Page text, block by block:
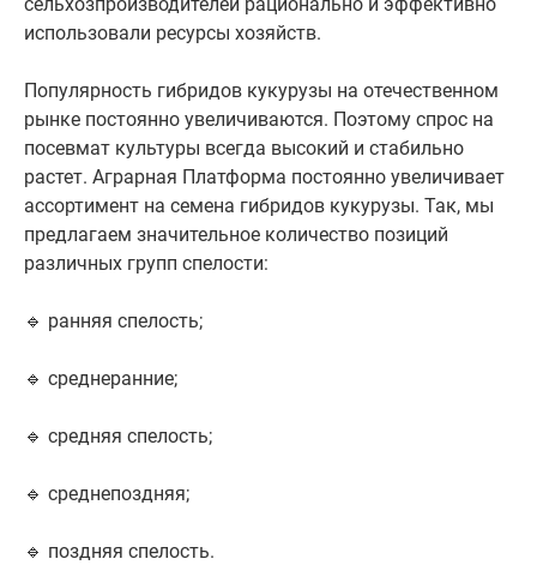
использовали ресурсы хозяйств.
Популярность гибридов кукурузы на отечественном
рынке постоянно увеличиваются. Поэтому спрос на
посевмат культуры всегда высокий и стабильно
растет. Аграрная Платформа постоянно увеличивает
ассортимент на семена гибридов кукурузы. Так, мы
предлагаем значительное количество позиций
различных групп спелости:
🔹 ранняя спелость;
🔹 среднеранние;
🔹 средняя спелость;
🔹 среднепоздняя;
🔹 поздняя спелость.